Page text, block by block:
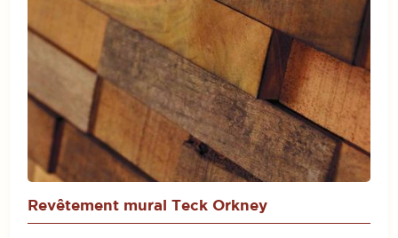
Revêtement mural Teck Orkney